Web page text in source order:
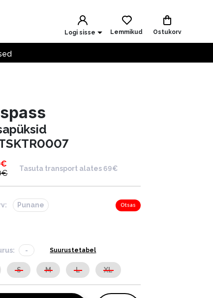
Logi sisse Lemmikud Ostukorv
€
€
Tasuta transport alates 69€
Punane Otsas
- Suurustetabel
S M L XL